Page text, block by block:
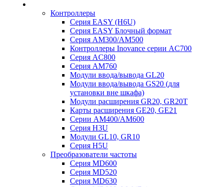
Контроллеры
Серия EASY (H6U)
Серия EASY Блочный формат
Серия AM300/AM500
Контроллеры Inovance серии AC700
Серия AC800
Серия AM760
Модули ввода/вывода GL20
Модули ввода/вывода GS20 (для
установки вне шкафа)
Модули расширения GR20, GR20T
Карты расширения GE20, GE21
Серии AM400/AM600
Серия H3U
Модули GL10, GR10
Серия H5U
Преобразователи частоты
Серия MD600
Серия MD520
Серия MD630